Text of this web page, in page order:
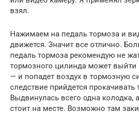
взял.
Нажимаем на педаль тормоза и
движется. Значит все отлично.
педаль тормоза рекомендую не
тормозного цилинда может выйти
— и попадет воздух в тормозную
следствие прийдется прокачивать
Выдвинулась всего одна колодка,
стоит на месте. Возможно там